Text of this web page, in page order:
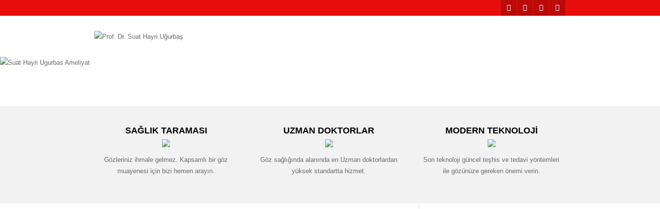
SAĞLIK TARAMASI
Gözleriniz ihmale gelmez. Kapsamlı bir göz
muayenesi için bizi hemen arayın.
UZMAN DOKTORLAR
Göz sağlığında alanında en Uzman doktorlardan
yüksek standartta hizmet.
MODERN TEKNOLOJI
Son teknoloji güncel teşhis ve tedavi yöntemleri
ile gözünüze gereken önemi verin.